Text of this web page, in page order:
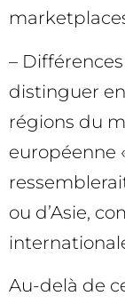
–
distinguer
régions du
européenne
ou d’Asie,
Au-delà de